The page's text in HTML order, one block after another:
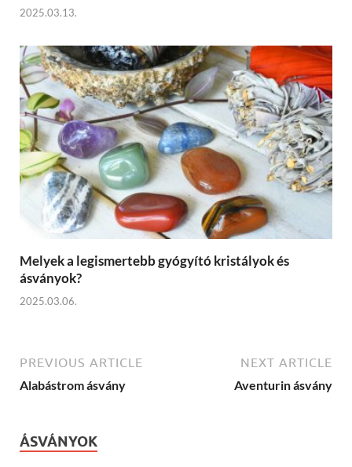
2025.03.13.
Melyek a legismertebb gyógyító kristályok és
ásványok?
2025.03.06.
PREVIOUS ARTICLE
Alabástrom ásvány
NEXT ARTICLE
Aventurin ásvány
ÁSVÁNYOK